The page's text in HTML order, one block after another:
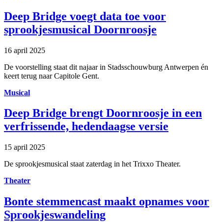
Deep Bridge voegt data toe voor
sprookjesmusical Doornroosje
16 april 2025
De voorstelling staat dit najaar in Stadsschouwburg Antwerpen én
keert terug naar Capitole Gent.
Musical
Deep Bridge brengt Doornroosje in een
verfrissende, hedendaagse versie
15 april 2025
De sprookjesmusical staat zaterdag in het Trixxo Theater.
Theater
Bonte stemmencast maakt opnames voor
Sprookjeswandeling